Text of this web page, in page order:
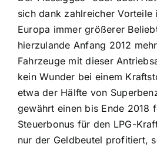
sich dank zahlreicher Vorteile
Europa immer größerer
hierzulande Anfang 2012
Fahrzeuge mit dieser
kein Wunder bei einem
etwa der Hälfte von
gewährt einen bis Ende 2018
Steuerbonus für den LPG-
nur der Geldbeutel profitiert,